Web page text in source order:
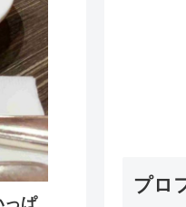
ぱ
プロ